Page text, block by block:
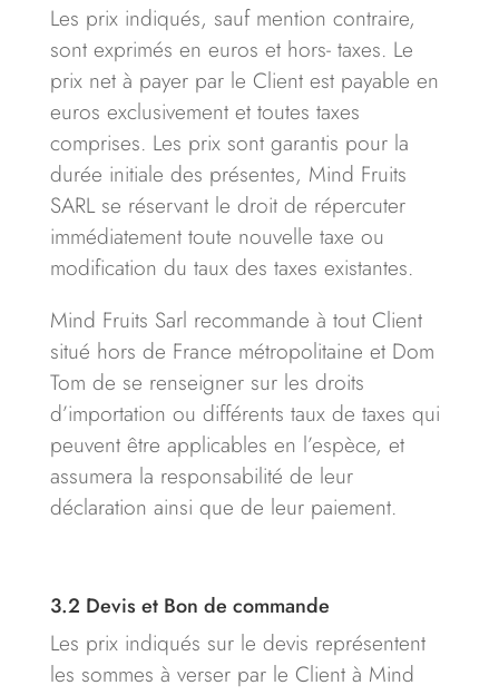
Les prix indiqués, sauf mention contraire,
sont exprimés en euros et hors- taxes. Le
prix net à payer par le Client est payable en
euros exclusivement et toutes taxes
comprises. Les prix sont garantis pour la
durée initiale des présentes, Mind Fruits
SARL se réservant le droit de répercuter
immédiatement toute nouvelle taxe ou
modification du taux des taxes existantes.
Mind Fruits Sarl recommande à tout Client
situé hors de France métropolitaine et Dom
Tom de se renseigner sur les droits
d’importation ou différents taux de taxes qui
peuvent être applicables en l’espèce, et
assumera la responsabilité de leur
déclaration ainsi que de leur paiement.
3.2 Devis et Bon de commande
Les prix indiqués sur le devis représentent
les sommes à verser par le Client à Mind